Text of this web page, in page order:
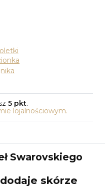
5 pkt.
lojalnościowym.
Swarovskiego
skórze